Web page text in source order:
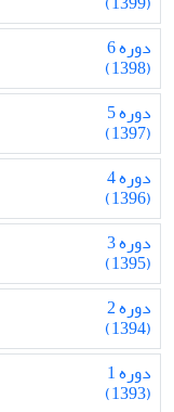
دوره 6
(1398)
دوره 5
(1397)
دوره 4
(1396)
دوره 3
(1395)
دوره 2
(1394)
دوره 1
(1393)